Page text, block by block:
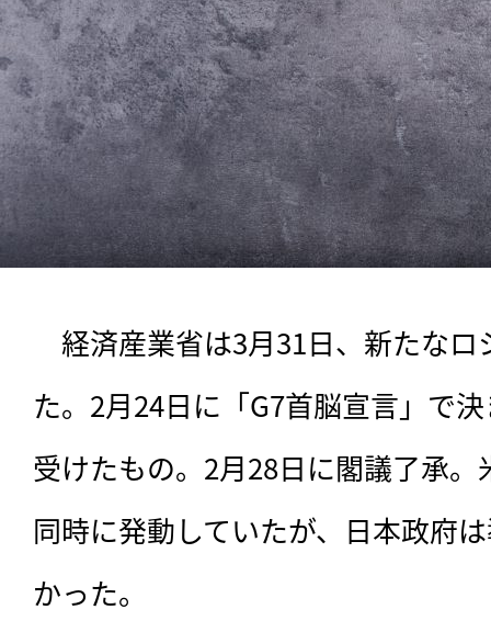
経済産業省は3月31日、新たなロ
た。2月24日に「G7首脳宣言」で
受けたもの。2月28日に閣議了承
同時に発動していたが、日本政府
かった。